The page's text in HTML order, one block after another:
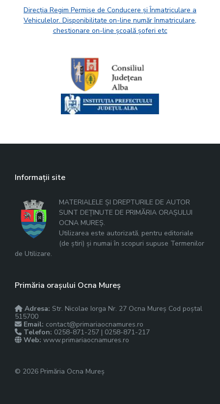
Direcția Regim Permise de Conducere și Înmatriculare a
Vehiculelor. Disponibilitate on-line număr înmatriculare,
chestionare on-line școală șoferi etc
Informații site
MATERIALELE ȘI DREPTURILE DE AUTOR
SUNT DEȚINUTE DE PRIMĂRIA ORAȘULUI
OCNA MUREȘ.
Utilizarea este autorizată, pentru editoriale
(de știri) și numai în scopuri supuse Termenilor
de Utilizare.
Primăria orașului Ocna Mureș
Adresa: Str. Nicolae Iorga Nr. 27 Ocna Mureș Cod poștal
515700
Email: contact@primariaocnamures.ro
Telefon: 0258-871-257 | 0258-871-217
Web: www.primariaocnamures.ro
© 2026 Primăria Ocna Mureș